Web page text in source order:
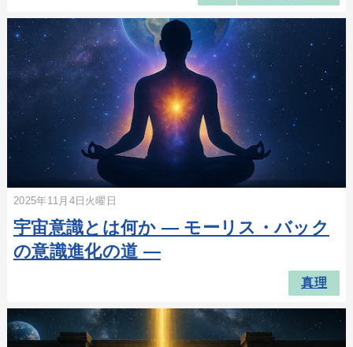
2025年11月4日火曜日
宇宙意識とは何か ― モーリス・バック
の意識進化の道 ―
真理